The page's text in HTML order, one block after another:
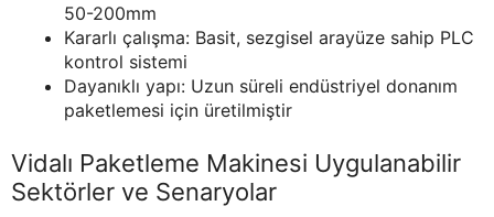
50-200mm
Kararlı çalışma: Basit, sezgisel arayüze sahip PLC
kontrol sistemi
Dayanıklı yapı: Uzun süreli endüstriyel donanım
paketlemesi için üretilmiştir
Vidalı Paketleme Makinesi Uygulanabilir
Sektörler ve Senaryolar